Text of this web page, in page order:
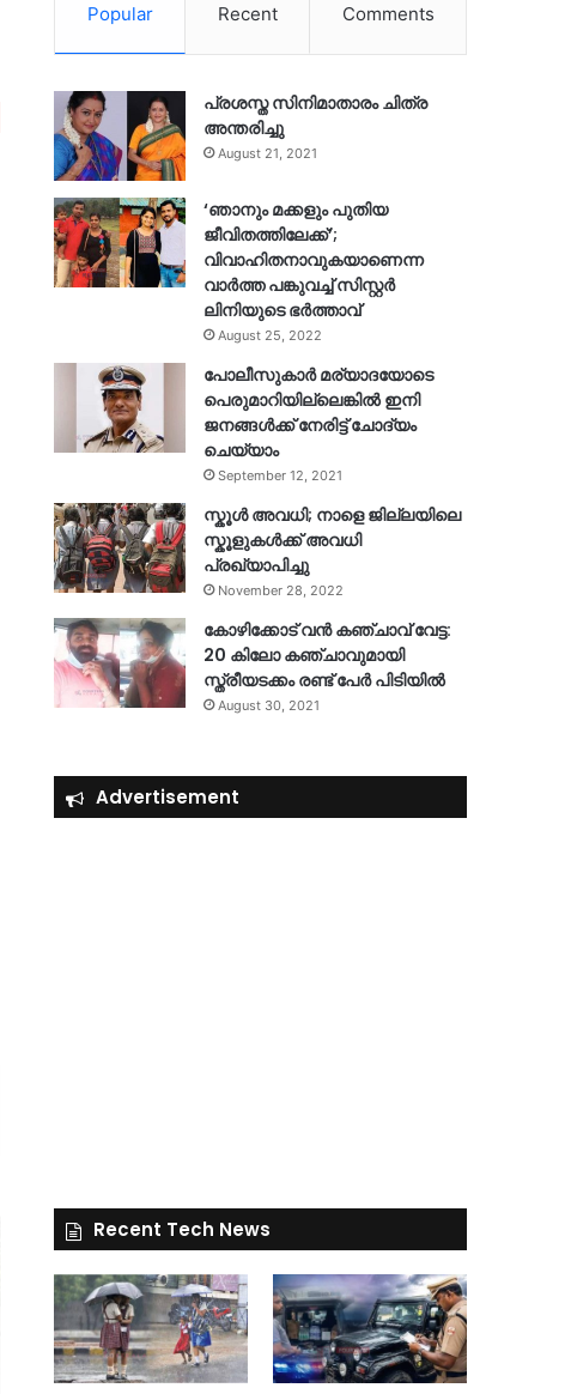
Popular Recent Comments
പ്രശസ്ത സിനിമാതാരം ചിത്ര
അന്തരിച്ചു
August 21, 2021
‘ഞാനും മക്കളും പുതിയ
ജീവിതത്തിലേക്ക്’;
വിവാഹിതനാവുകയാണെന്ന
വാർത്ത പങ്കുവച്ച് സിസ്റ്റർ
ലിനിയുടെ ഭർത്താവ്
August 25, 2022
പോലീസുകാര്‍ മര്യാദയോടെ
പെരുമാറിയില്ലെങ്കില്‍ ഇനി
ജനങ്ങള്‍ക്ക് നേരിട്ട് ചോദ്യം
ചെയ്യാം
September 12, 2021
സ്കൂൾ അവധി; നാളെ ജില്ലയിലെ
സ്കൂളുകൾക്ക് അവധി
പ്രഖ്യാപിച്ചു
November 28, 2022
കോഴിക്കോട് വൻ കഞ്ചാവ് വേട്ട:
20 കിലോ കഞ്ചാവുമായി
സ്ത്രീയടക്കം രണ്ട് പേർ പിടിയിൽ
August 30, 2021
Advertisement
Recent Tech News